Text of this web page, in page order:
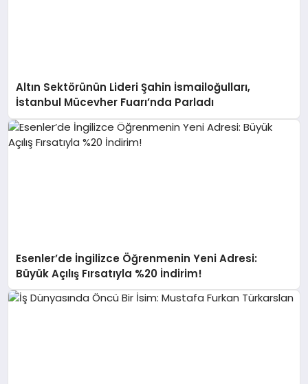
Altın Sektörünün Lideri Şahin İsmailoğulları,
İstanbul Mücevher Fuarı’nda Parladı ￼
Esenler’de İngilizce Öğrenmenin Yeni Adresi:
Büyük Açılış Fırsatıyla %20 İndirim!